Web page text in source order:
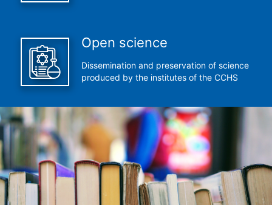
Open science
Dissemination and preservation of science
produced by the institutes of the CCHS